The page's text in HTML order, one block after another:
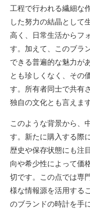
工程で行われる繊細な
した努力の結晶として
高く、日常生活からフ
す。加えて、このブラ
できる普遍的な魅力が
とも珍しくなく、その
す。所有者同士で共有
独自の文化とも言えます
このような背景から、
す。新たに購入する際
歴史や保存状態にも注
向や希少性によって価
切です。この点では専
様な情報源を活用する
のブランドの時計を手